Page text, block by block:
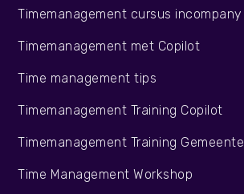
Timemanagement cursus incompany
Timemanagement met Copilot
Time management tips
Timemanagement Training Copilot
Timemanagement Training Gemeente
Time Management Workshop